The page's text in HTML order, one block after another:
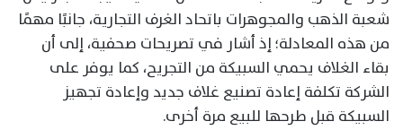
شعبة الذهب والمجوهرات باتحاد الغرف التجارية، جانبًا مهمًا
من هذه المعادلة؛ إذ أشار في تصريحات صحفية، إلى أن
بقاء الغلاف يحمي السبيكة من التجريح، كما يوفر على
الشركة تكلفة إعادة تصنيع غلاف جديد وإعادة تجهيز
السبيكة قبل طرحها للبيع مرة أخرى.